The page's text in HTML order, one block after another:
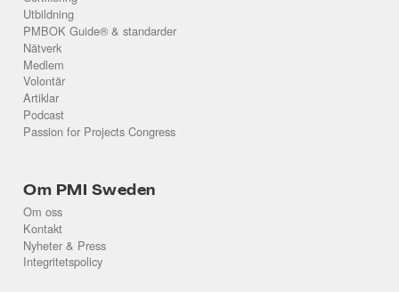
Utbildning
PMBOK Guide® & standarder
Nätverk
Medlem
Volontär
Artiklar
Podcast
Passion for Projects Congress
Om PMI Sweden
Om oss
Kontakt
Nyheter & Press
Integritetspolicy